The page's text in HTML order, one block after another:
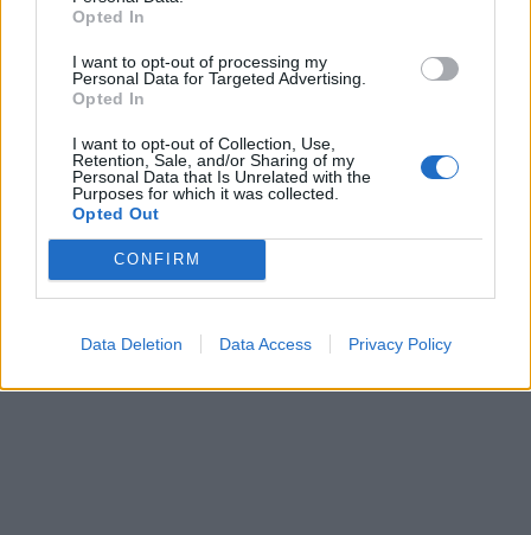
Opted In
I want to opt-out of processing my
Personal Data for Targeted Advertising.
Opted In
I want to opt-out of Collection, Use,
Retention, Sale, and/or Sharing of my
Personal Data that Is Unrelated with the
Purposes for which it was collected.
Opted Out
CONFIRM
Data Deletion Data Access Privacy Policy